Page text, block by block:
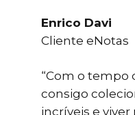
Enrico Davi
Cliente eNotas
“Com o tempo
consigo
incríveis e